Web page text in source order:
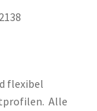
flexibel
Alle